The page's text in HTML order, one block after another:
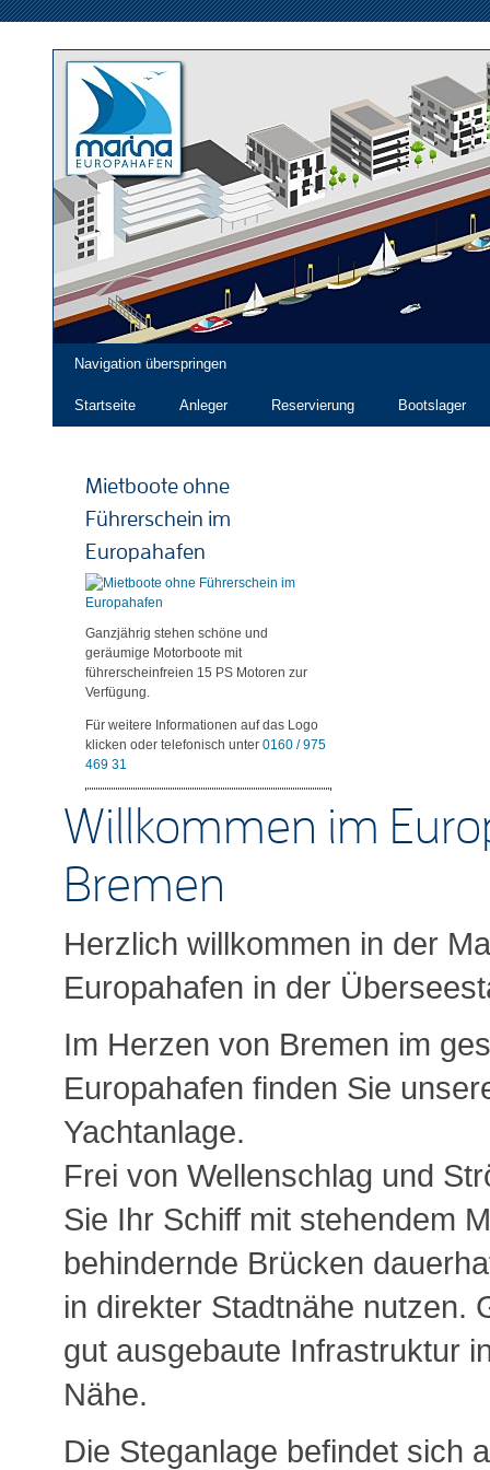
Navigation überspringen
Startseite Anleger Reservierung Bootslager
Mietboote ohne
Führerschein im
Europahafen
Ganzjährig stehen schöne und
geräumige Motorboote mit
führerscheinfreien 15 PS Motoren zur
Verfügung.
Für weitere Informationen auf das Logo
klicken oder telefonisch unter 0160 / 975
469 31
Willkommen im
Bremen
Herzlich willkommen in der
Europahafen in der
Im Herzen von Bremen im
Europahafen finden Sie
Yachtanlage.
Frei von Wellenschlag und
Sie Ihr Schiff mit stehendem
behindernde Brücken
in direkter Stadtnähe nutzen.
gut ausgebaute Infrastruktur
Nähe.
Die Steganlage befindet sich